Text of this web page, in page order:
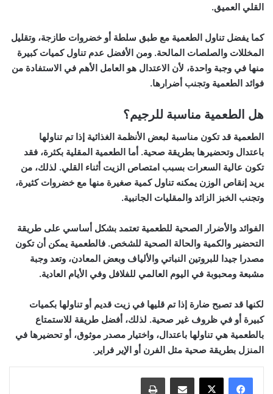
القلي العميق.
كما يفضل تناول الطعمية مع طبق سلطة أو خضروات طازجة، وتقليل
المخللات والصلصات المالحة. ومن الأفضل عدم تناول كميات كبيرة
منها في وجبة واحدة، لأن الاعتدال هو العامل الأهم في الاستفادة من
فوائد الطعمية وتجنب أضرارها.
هل الطعمية مناسبة للرجيم؟
الطعمية قد تكون مناسبة لبعض الأنظمة الغذائية إذا تم تناولها
باعتدال وتحضيرها بطريقة صحية. أما الطعمية المقلية بكثرة، فقد
تكون عالية السعرات بسبب امتصاص الزيت أثناء القلي. لذلك، من
يريد إنقاص الوزن يمكنه تناول كمية صغيرة منها مع خضروات كثيرة،
وتجنب الخبز الزائد والمقليات الجانبية.
الفوائد والأضرار الصحية للطعمية تعتمد بشكل أساسي على طريقة
التحضير والكمية والحالة الصحية للشخص. فالطعمية يمكن أن تكون
مصدرا جيدا للبروتين النباتي والألياف وبعض المعادن، وتعد وجبة
مشبعة ومحبوبة في اليوم العالمي للفلافل وفي الأيام العادية.
لكنها قد تصبح ضارة إذا تم قليها في زيت قديم أو تناولها بكميات
كبيرة أو في ظروف غير صحية. لذلك، أفضل طريقة للاستمتاع
بالطعمية هي تناولها باعتدال، واختيار مصدر موثوق، أو تحضيرها في
المنزل بطريقة صحية مثل الفرن أو الإير فراير.
مشاركة عبر البريد طباعة